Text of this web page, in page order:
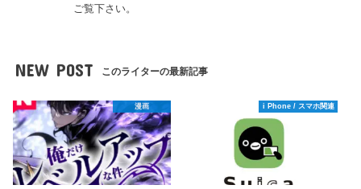
ご覧下さい。
NEW POST このライターの最新記事
漫画 i Phone / スマホ関連